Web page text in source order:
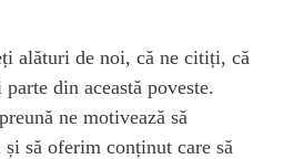
alături de noi, că ne citiți, că
din această poveste.
ne motivează să
să oferim conținut care să